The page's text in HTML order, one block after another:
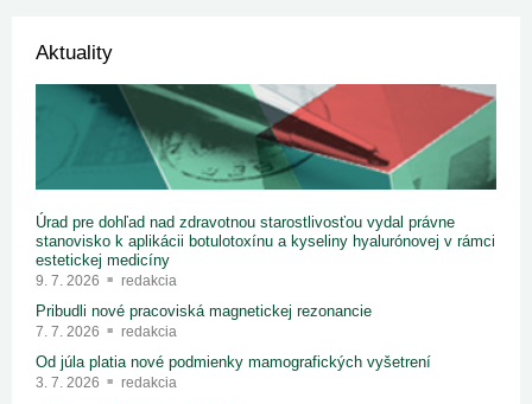
Aktuality
Úrad pre dohľad nad zdravotnou starostlivosťou vydal právne
stanovisko k aplikácii botulotoxínu a kyseliny hyalurónovej v rámci
estetickej medicíny
9. 7. 2026 redakcia
Pribudli nové pracoviská magnetickej rezonancie
7. 7. 2026 redakcia
Od júla platia nové podmienky mamografických vyšetrení
3. 7. 2026 redakcia